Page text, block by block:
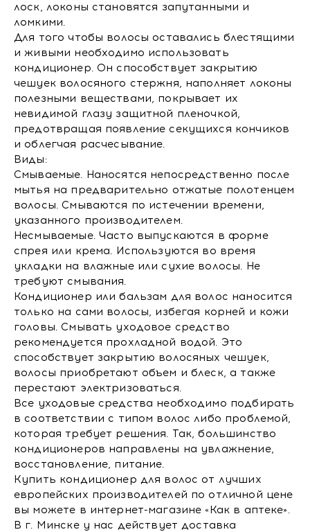
лоск, локоны становятся запутанными и
ломкими.
Для того чтобы волосы оставались блестящими
и живыми необходимо использовать
кондиционер. Он способствует закрытию
чешуек волосяного стержня, наполняет локоны
полезными веществами, покрывает их
невидимой глазу защитной пленочкой,
предотвращая появление секущихся кончиков
и облегчая расчесывание.
Виды:
Смываемые. Наносятся непосредственно после
мытья на предварительно отжатые полотенцем
волосы. Смываются по истечении времени,
указанного производителем.
Несмываемые. Часто выпускаются в форме
спрея или крема. Используются во время
укладки на влажные или сухие волосы. Не
требуют смывания.
Кондиционер или бальзам для волос наносится
только на сами волосы, избегая корней и кожи
головы. Смывать уходовое средство
рекомендуется прохладной водой. Это
способствует закрытию волосяных чешуек,
волосы приобретают объем и блеск, а также
перестают электризоваться.
Все уходовые средства необходимо подбирать
в соответствии с типом волос либо проблемой,
которая требует решения. Так, большинство
кондиционеров направлены на увлажнение,
восстановление, питание.
Купить кондиционер для волос от лучших
европейских производителей по отличной цене
вы можете в интернет-магазине «Как в аптеке».
В г. Минске у нас действует доставка